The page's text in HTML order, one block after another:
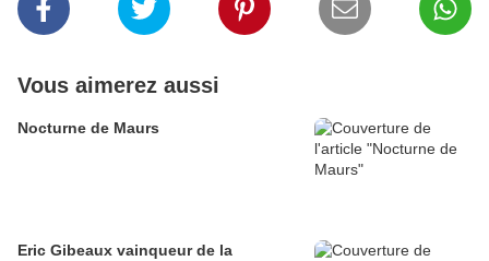
Vous aimerez aussi
Nocturne de Maurs
Eric Gibeaux vainqueur de la